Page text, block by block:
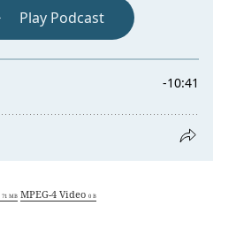
71 MB MPEG-4 Video 0 B